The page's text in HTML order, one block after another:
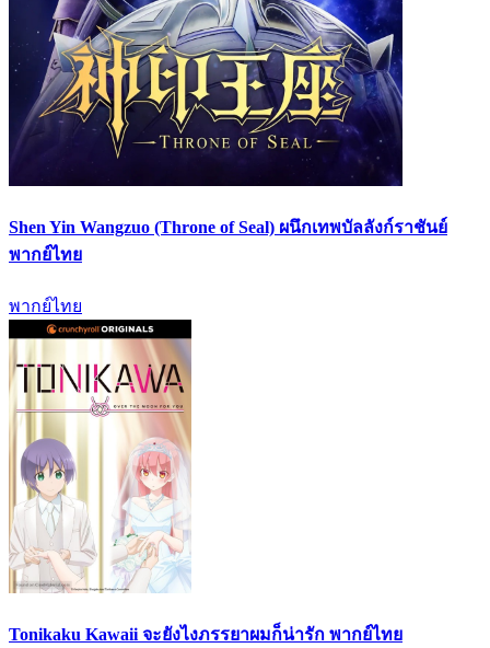
Shen Yin Wangzuo (Throne of Seal) ผนึกเทพบัลลังก์ราชันย์
พากย์ไทย
พากย์ไทย
Tonikaku Kawaii จะยังไงภรรยาผมก็น่ารัก พากย์ไทย